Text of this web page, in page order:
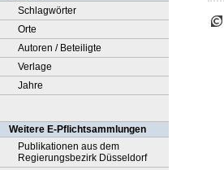
Schlagwörter
Orte
Autoren / Beteiligte
Verlage
Jahre
Weitere E-Pflichtsammlungen
Publikationen aus dem
Regierungsbezirk Düsseldorf